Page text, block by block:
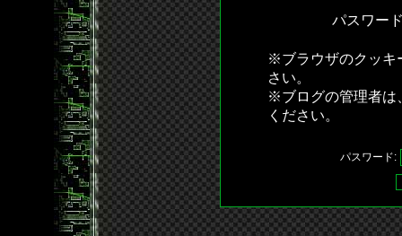
パスワー
※ブラウザのクッキ
さい。
※ブログの管理者は
ください。
パスワード: